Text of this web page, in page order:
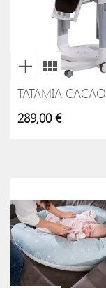
TATAMIA CACAO
289,00 €